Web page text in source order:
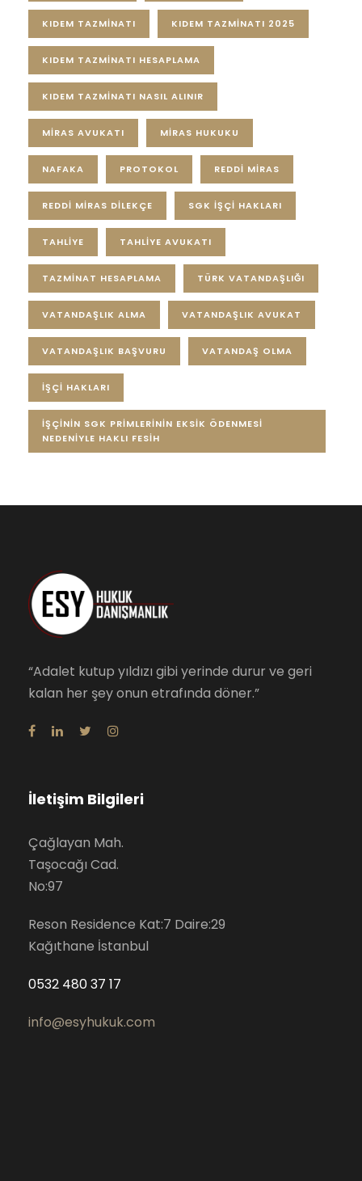
KIDEM TAZMINATI KIDEM TAZMINATI 2025
KIDEM TAZMINATI HESAPLAMA
KIDEM TAZMINATI NASIL ALINIR
MIRAS AVUKATI MIRAS HUKUKU
NAFAKA PROTOKOL REDDI MIRAS
REDDI MIRAS DILEKÇE SGK IŞÇI HAKLARI
TAHLIYE TAHLIYE AVUKATI
TAZMINAT HESAPLAMA TÜRK VATANDAŞLIĞI
VATANDAŞLIK ALMA VATANDAŞLIK AVUKAT
VATANDAŞLIK BAŞVURU VATANDAŞ OLMA
İŞÇI HAKLARI
İŞÇININ SGK PRIMLERININ EKSIK ÖDENMESI
NEDENIYLE HAKLI FESIH
“Adalet kutup yıldızı gibi yerinde durur ve geri
kalan her şey onun etrafında döner.”
İletişim Bilgileri
Çağlayan Mah.
Taşocağı Cad.
No:97
Reson Residence Kat:7 Daire:29
Kağıthane İstanbul
0532 480 37 17
info@esyhukuk.com